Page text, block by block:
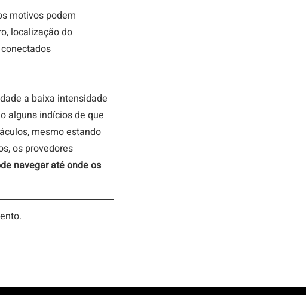
motivos podem
localização do
a baixa intensidade
alguns indícios de que
mesmo estando
os provedores
navegar até onde os